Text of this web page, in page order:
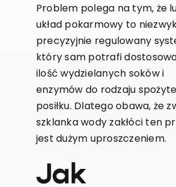
Problem polega na tym, że
układ pokarmowy to
precyzyjnie regulowany
który sam potrafi
ilość wydzielanych soków i
enzymów do rodzaju
posiłku. Dlatego obawa, że
szklanka wody zakłóci ten
jest dużym uproszczeniem.
Jak